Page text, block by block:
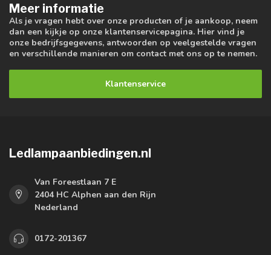
Meer informatie
Als je vragen hebt over onze producten of je aankoop, neem
dan een kijkje op onze klantenservicepagina. Hier vind je
onze bedrijfsgegevens, antwoorden op veelgestelde vragen
en verschillende manieren om contact met ons op te nemen.
Klantenservice
Ledlampaanbiedingen.nl
Van Foreestlaan 7 E
2404 HC Alphen aan den Rijn
Nederland
0172-201367